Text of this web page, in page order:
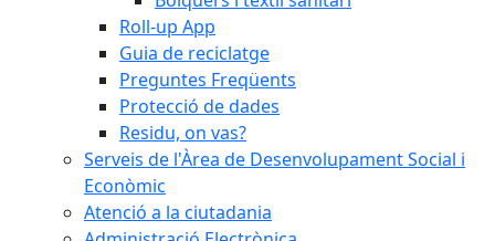
Roll-up App
Guia de reciclatge
Preguntes Freqüents
Protecció de dades
Residu, on vas?
Serveis de l'Àrea de Desenvolupament Social i
Econòmic
Atenció a la ciutadania